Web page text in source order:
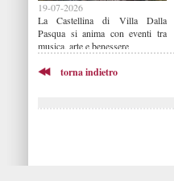
19-07-2026
La Castellina di Villa Dalla
Pasqua si anima con eventi tra
musica, arte e benessere
torna indietro